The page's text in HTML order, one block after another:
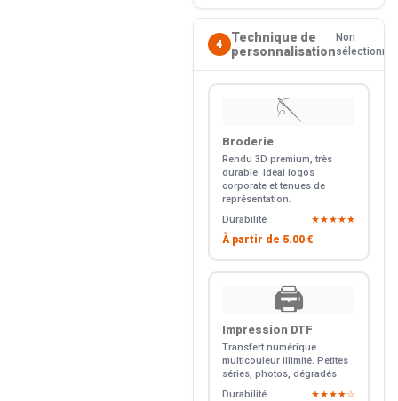
4
Technique de
personnalisation
Non
sélectionné
🪡
Broderie
Rendu 3D premium, très
durable. Idéal logos
corporate et tenues de
représentation.
Durabilité
★★★★★
À partir de 5.00 €
🖨️
Impression DTF
Transfert numérique
multicouleur illimité. Petites
séries, photos, dégradés.
Durabilité
★★★★☆